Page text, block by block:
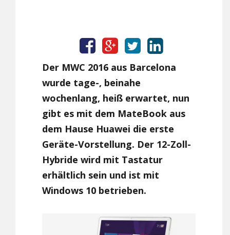
Der MWC 2016 aus Barcelona
wurde tage-, beinahe
wochenlang, heiß erwartet, nun
gibt es mit dem MateBook aus
dem Hause Huawei die erste
Geräte-Vorstellung. Der 12-Zoll-
Hybride wird mit Tastatur
erhältlich sein und ist mit
Windows 10 betrieben.